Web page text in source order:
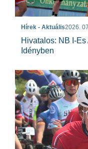
Hírek - Aktuális2026.
Hivatalos: NB I-
Idényben